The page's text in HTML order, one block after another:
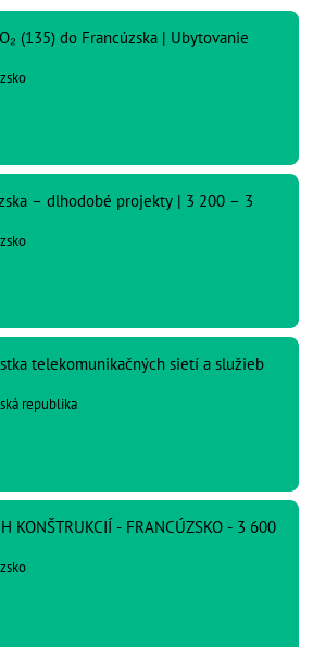
(135) do Francúzska | Ubytovanie
– dlhodobé projekty | 3 200 – 3
telekomunikačných sietí a služieb
republika
KONŠTRUKCIÍ - FRANCÚZSKO - 3 600